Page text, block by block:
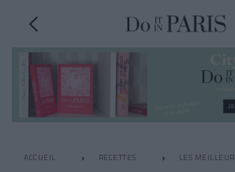
ACCUEIL RECETTES LES